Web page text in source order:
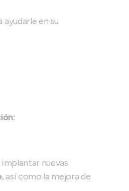
ayudarle en su
nuevas
, así como la mejora de